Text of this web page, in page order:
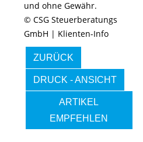
und ohne Gewähr.
© CSG Steuerberatungs
GmbH | Klienten-Info
ZURÜCK
DRUCK - ANSICHT
ARTIKEL
EMPFEHLEN